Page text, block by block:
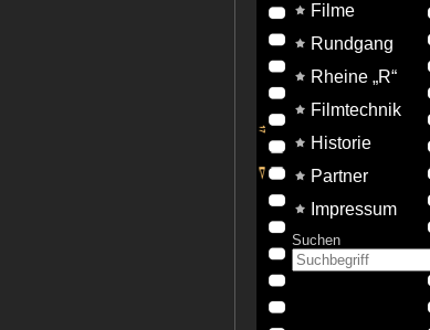
Filme
Rundgang
Rheine „R“
Filmtechnik
Historie
Partner
Impressum
Suchen